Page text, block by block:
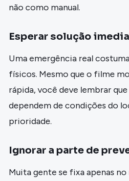
não como manual.
Esperar solução
Uma emergência real
físicos. Mesmo que o filme
rápida, você deve lembrar
dependem de condições do
prioridade.
Ignorar a parte de
Muita gente se fixa apenas